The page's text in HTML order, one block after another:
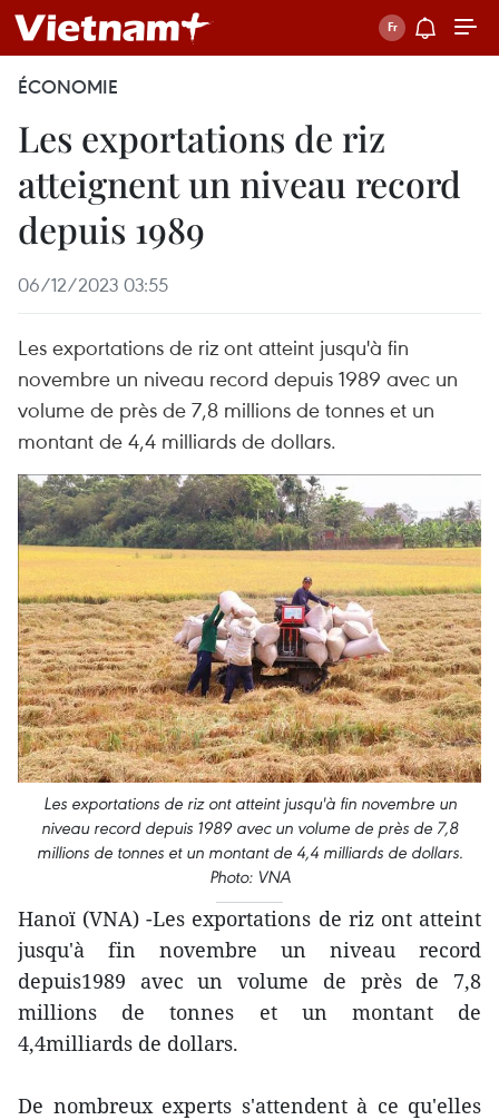
ÉCONOMIE
Les exportations de riz
atteignent un niveau record
depuis 1989
06/12/2023 03:55
Les exportations de riz ont atteint jusqu'à fin
novembre un niveau record depuis 1989 avec un
volume de près de 7,8 millions de tonnes et un
montant de 4,4 milliards de dollars.
Les exportations de riz ont atteint jusqu'à fin novembre un
niveau record depuis 1989 avec un volume de près de 7,8
millions de tonnes et un montant de 4,4 milliards de dollars.
Photo: VNA
Hanoï (VNA) -Les exportations de riz ont atteint
jusqu'à fin novembre un niveau record
depuis1989 avec un volume de près de 7,8
millions de tonnes et un montant de
4,4milliards de dollars.
De nombreux experts s'attendent à ce qu'elles